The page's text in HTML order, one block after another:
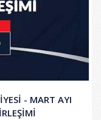
- MART AYI